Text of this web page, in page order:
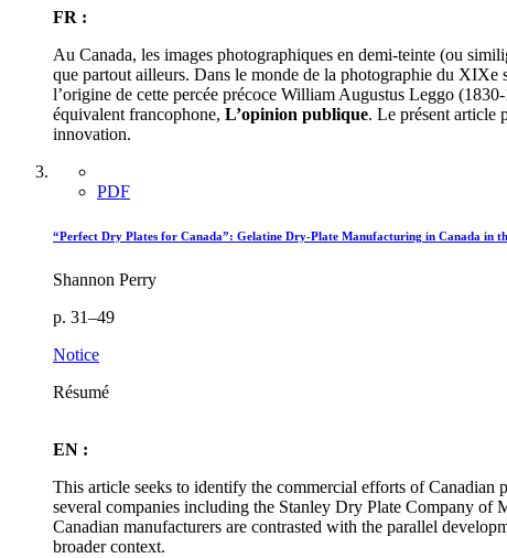
FR :
Au Canada, les images photographiques en demi-teinte (ou
que partout ailleurs. Dans le monde de la photographie du XIXe
l’origine de cette percée précoce William Augustus Leggo
équivalent francophone, L’opinion publique. Le présent article
innovation.
PDF
“Perfect Dry Plates for Canada”: Gelatine Dry-Plate Manufacturing in Canada in
Shannon Perry
p. 31–49
Notice
Résumé
EN :
This article seeks to identify the commercial efforts of Canadian
several companies including the Stanley Dry Plate Company of
Canadian manufacturers are contrasted with the parallel
broader context.